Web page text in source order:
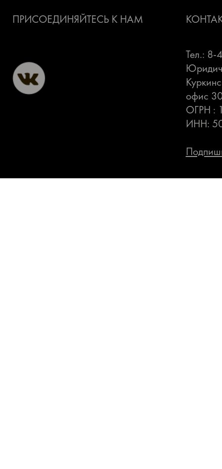
ПРИСОЕДИНЯЙТЕСЬ К НАМ
Тел.: 8-
офис
ОГРН :
ИНН: